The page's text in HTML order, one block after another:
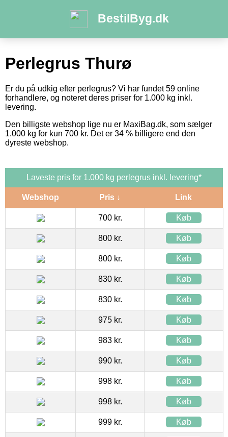
BestilByg.dk
Perlegrus Thurø
Er du på udkig efter perlegrus? Vi har fundet 59 online
forhandlere, og noteret deres priser for 1.000 kg inkl.
levering.
Den billigste webshop lige nu er MaxiBag.dk, som sælger
1.000 kg for kun 700 kr. Det er 34 % billigere end den
dyreste webshop.
Laveste pris for 1.000 kg perlegrus inkl. levering*
Webshop Pris ↓ Link
700 kr. Køb
800 kr. Køb
800 kr. Køb
830 kr. Køb
830 kr. Køb
975 kr. Køb
983 kr. Køb
990 kr. Køb
998 kr. Køb
998 kr. Køb
999 kr. Køb